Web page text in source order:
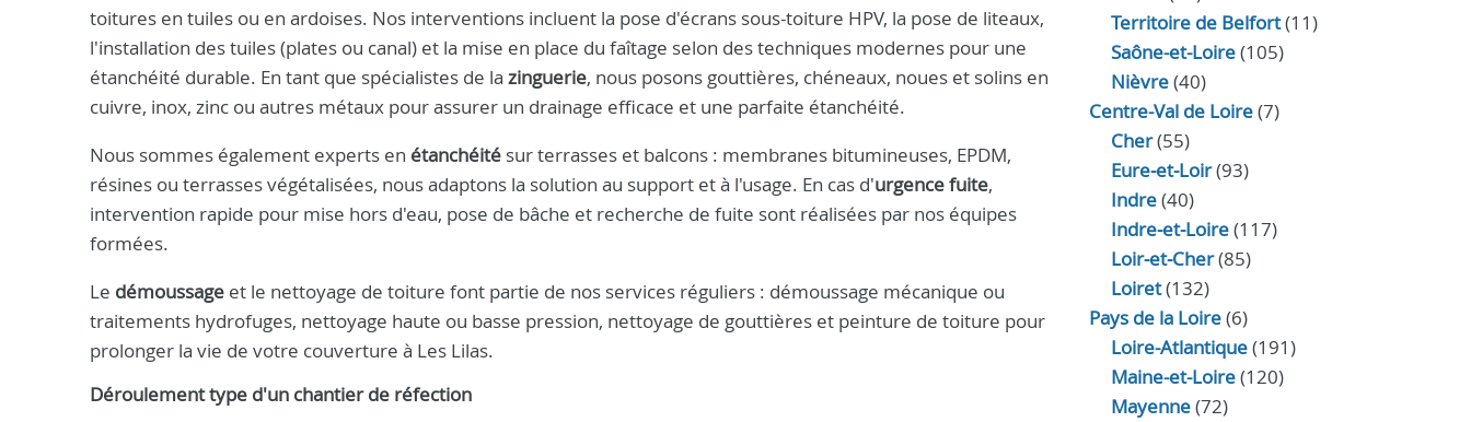
toitures en tuiles ou en ardoises. Nos interventions incluent la pose d'écrans sous-toiture HPV, la pose de liteaux,
l'installation des tuiles (plates ou canal) et la mise en place du faîtage selon des techniques modernes pour une
étanchéité durable. En tant que spécialistes de la zinguerie, nous posons gouttières, chéneaux, noues et solins en
cuivre, inox, zinc ou autres métaux pour assurer un drainage efficace et une parfaite étanchéité.
Nous sommes également experts en étanchéité sur terrasses et balcons : membranes bitumineuses, EPDM,
résines ou terrasses végétalisées, nous adaptons la solution au support et à l'usage. En cas d'urgence fuite,
intervention rapide pour mise hors d'eau, pose de bâche et recherche de fuite sont réalisées par nos équipes
formées.
Le démoussage et le nettoyage de toiture font partie de nos services réguliers : démoussage mécanique ou
traitements hydrofuges, nettoyage haute ou basse pression, nettoyage de gouttières et peinture de toiture pour
prolonger la vie de votre couverture à Les Lilas.
Déroulement type d'un chantier de réfection
Territoire de Belfort(11)
Saône-et-Loire(105)
Nièvre(40)
Centre-Val de Loire(7)
Cher(55)
Eure‑et‑Loir(93)
Indre(40)
Indre‑et‑Loire(117)
Loir‑et‑Cher(85)
Loiret(132)
Pays de la Loire(6)
Loire-Atlantique(191)
Maine-et-Loire(120)
Mayenne(72)